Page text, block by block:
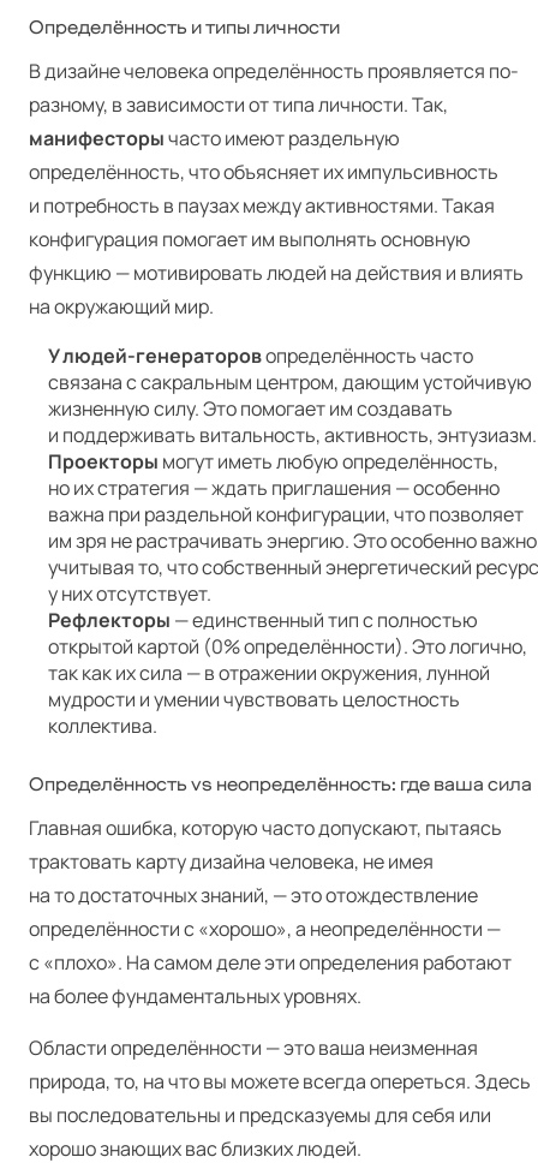
Определённость и типы личности
В дизайне человека определённость проявляется по-
разному, в зависимости от типа личности. Так,
манифесторычасто имеют раздельную
определённость, что объясняет их импульсивность
и потребность в паузах между активностями. Такая
конфигурация помогает им выполнять основную
функцию — мотивировать людей на действия и влиять
на окружающий мир.
У людей-генераторовопределённость часто
связана с сакральным центром, дающим устойчивую
жизненную силу. Это помогает им создавать
и поддерживать витальность, активность, энтузиазм.
Проекторы могут иметь любую определённость,
но их стратегия — ждать приглашения — особенно
важна при раздельной конфигурации, что позволяет
им зря не растрачивать энергию. Это особенно
учитывая то, что собственный энергетический ресурс
у них отсутствует.
Рефлекторы — единственный тип с полностью
открытой картой (0% определённости). Это логично,
так как их сила — в отражении окружения, лунной
мудрости и умении чувствовать целостность
коллектива.
Определённость vs неопределённость: где ваша сила
Главная ошибка, которую часто допускают, пытаясь
трактовать карту дизайна человека, не имея
на то достаточных знаний, — это отождествление
определённости с «хорошо», а неопределённости —
с «плохо». На самом деле эти определения работают
на более фундаментальных уровнях.
Области определённости — это ваша неизменная
природа, то, на что вы можете всегда опереться. Здесь
вы последовательны и предсказуемы для себя или
хорошо знающих вас близких людей.